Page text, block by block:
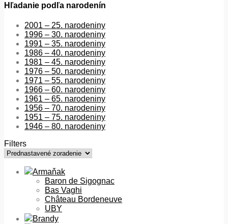
Hľadanie podľa narodenín
2001 – 25. narodeniny
1996 – 30. narodeniny
1991 – 35. narodeniny
1986 – 40. narodeniny
1981 – 45. narodeniny
1976 – 50. narodeniny
1971 – 55. narodeniny
1966 – 60. narodeniny
1961 – 65. narodeniny
1956 – 70. narodeniny
1951 – 75. narodeniny
1946 – 80. narodeniny
Filters
Armaňak
Baron de Sigognac
Bas Vaghi
Château Bordeneuve
UBY
Brandy